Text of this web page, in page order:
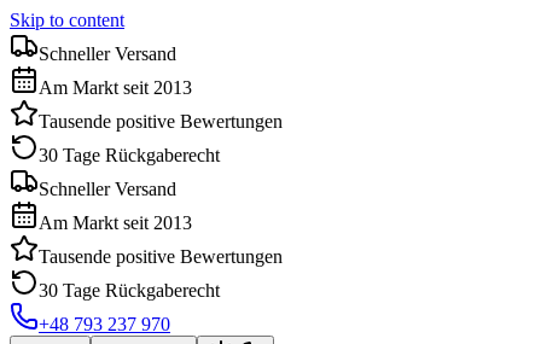
Skip to content
Schneller Versand
Am Markt seit 2013
Tausende positive Bewertungen
30 Tage Rückgaberecht
Schneller Versand
Am Markt seit 2013
Tausende positive Bewertungen
30 Tage Rückgaberecht
+48 793 237 970